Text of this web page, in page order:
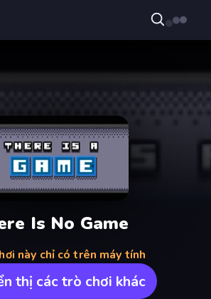
Is No Game
này chỉ có trên máy tính
thị các trò chơi khác